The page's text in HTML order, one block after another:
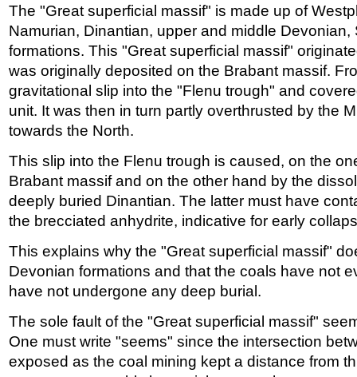
The "Great superficial massif" is made up of
Namurian, Dinantian, upper and middle
formations. This "Great superficial massif"
was originally deposited on the Brabant massif.
gravitational slip into the "Flenu trough" and
unit. It was then in turn partly overthrusted by the
towards the North.
This slip into the Flenu trough is caused, on the
Brabant massif and on the other hand by the
deeply buried Dinantian. The latter must have
the brecciated anhydrite, indicative for early
This explains why the "Great superficial massif"
Devonian formations and that the coals have not
have not undergone any deep burial.
The sole fault of the "Great superficial massif"
One must write "seems" since the intersection
exposed as the coal mining kept a distance from